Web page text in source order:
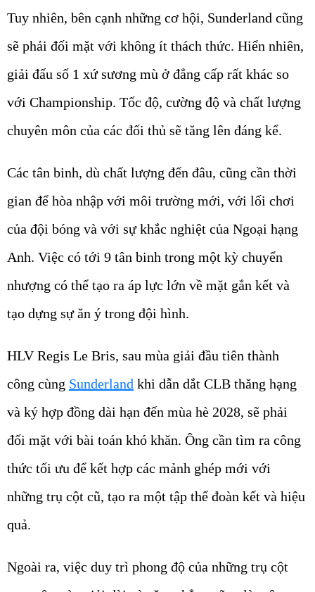
Tuy nhiên, bên cạnh những cơ hội, Sunderland cũng
sẽ phải đối mặt với không ít thách thức. Hiển nhiên,
giải đấu số 1 xứ sương mù ở đẳng cấp rất khác so
với Championship. Tốc độ, cường độ và chất lượng
chuyên môn của các đối thủ sẽ tăng lên đáng kể.
Các tân binh, dù chất lượng đến đâu, cũng cần thời
gian để hòa nhập với môi trường mới, với lối chơi
của đội bóng và với sự khắc nghiệt của Ngoại hạng
Anh. Việc có tới 9 tân binh trong một kỳ chuyển
nhượng có thể tạo ra áp lực lớn về mặt gắn kết và
tạo dựng sự ăn ý trong đội hình.
HLV Regis Le Bris, sau mùa giải đầu tiên thành
công cùng Sunderland khi dẫn dắt CLB thăng hạng
và ký hợp đồng dài hạn đến mùa hè 2028, sẽ phải
đối mặt với bài toán khó khăn. Ông cần tìm ra công
thức tối ưu để kết hợp các mảnh ghép mới với
những trụ cột cũ, tạo ra một tập thể đoàn kết và hiệu
quả.
Ngoài ra, việc duy trì phong độ của những trụ cột